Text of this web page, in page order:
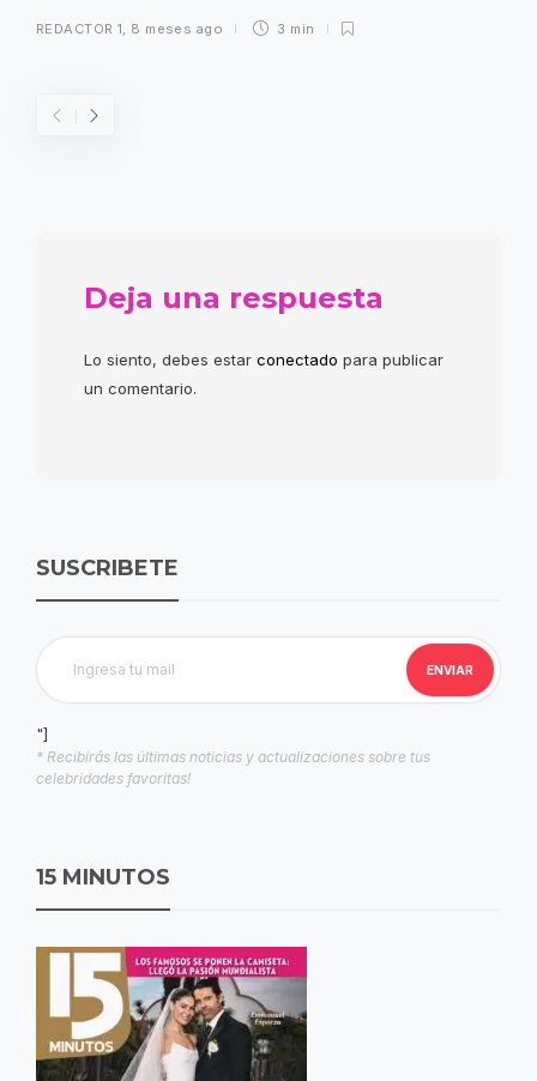
REDACTOR 1, 8 meses ago 3 min
Deja una respuesta
Lo siento, debes estar conectado para publicar
un comentario.
SUSCRIBETE
"]
* Recibirás las últimas noticias y actualizaciones sobre tus
celebridades favoritas!
15 MINUTOS